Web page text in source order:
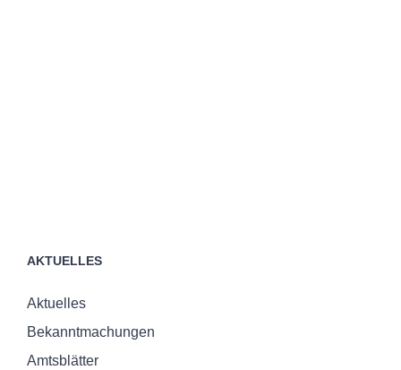
AKTUELLES
Aktuelles
Bekanntmachungen
Amtsblätter